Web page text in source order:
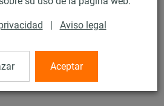
| Aviso legal
Aceptar
de espuma de
vidrio